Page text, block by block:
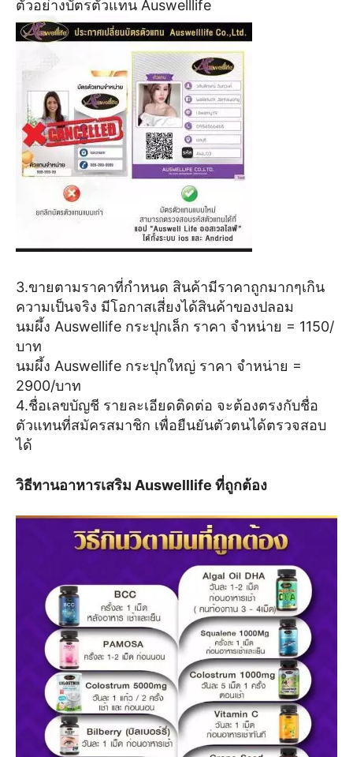
ตัวอย่างบัตรตัวแทน Auswelllife
3.ขายตามราคาที่กำหนด สินค้ามีราคาถูกมากๆเกิน
ความเป็นจริง มีโอกาสเสี่ยงได้สินค้าของปลอม
นมผึ้ง Auswellife กระปุกเล็ก ราคา จำหน่าย = 1150/
บาท
นมผึ้ง Auswellife กระปุกใหญ่ ราคา จำหน่าย =
2900/บาท
4.ชื่อเลขบัญชี รายละเอียดติดต่อ จะต้องตรงกับชื่อ
ตัวแทนที่สมัครสมาชิก เพื่อยืนยันตัวตนได้ตรวจสอบ
ได้
วิธีทานอาหารเสริม Auswelllife ที่ถูกต้อง